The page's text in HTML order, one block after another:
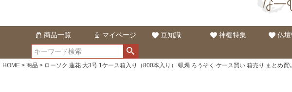
商品一覧 マイページ 豆知識 神棚特集 仏
HOME 商品 ローソク 蓮花 大3号 1ケース箱入り（800本入り） 蝋燭 ろうそく ケース買い 箱売り まとめ買